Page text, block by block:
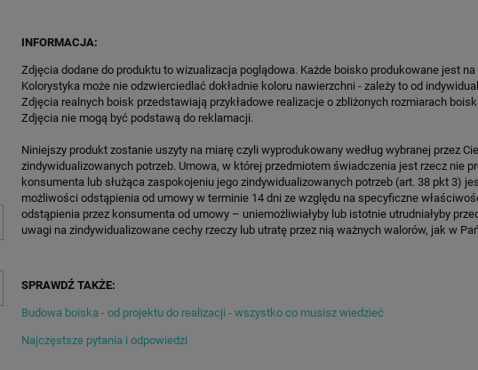
Cena regularna:
ZAMÓW ZAMÓW
INFORMACJA:
Zdjęcia dodane do produktu to wizualizacja poglądowa. Każde boisko produkowane jest na
Kolorystyka może nie odzwierciedlać dokładnie koloru nawierzchni - zależy to od
Zdjęcia realnych boisk przedstawiają przykładowe realizacje o zbliżonych rozmiarach
Zdjęcia nie mogą być podstawą do reklamacji.
Niniejszy produkt zostanie uszyty na miarę czyli wyprodukowany według wybranej przez
zindywidualizowanych potrzeb. Umowa, w której przedmiotem świadczenia jest rzecz nie
konsumenta lub służąca zaspokojeniu jego zindywidualizowanych potrzeb (art. 38 pkt 3)
możliwości odstąpienia od umowy w terminie 14 dni ze względu na specyficzne
odstąpienia przez konsumenta od umowy – uniemożliwiałyby lub istotnie utrudniałyby
uwagi na zindywidualizowane cechy rzeczy lub utratę przez nią ważnych walorów, jak w
SPRAWDŹ TAKŻE:
Budowa boiska - od projektu do realizacji - wszystko co musisz wiedzieć
Najczęstsze pytania i odpowiedzi